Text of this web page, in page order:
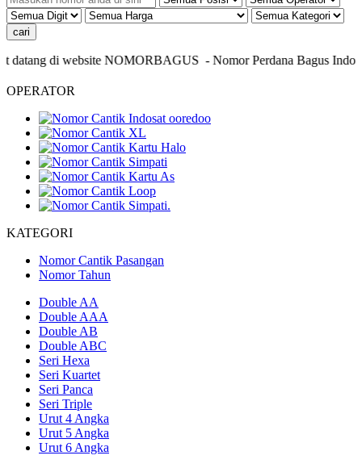
di website NOMORBAGUS - Nomor Perdana Bagus
OPERATOR
KATEGORI
Nomor Cantik Pasangan
Nomor Tahun
Double AA
Double AAA
Double AB
Double ABC
Seri Hexa
Seri Kuartet
Seri Panca
Seri Triple
Urut 4 Angka
Urut 5 Angka
Urut 6 Angka